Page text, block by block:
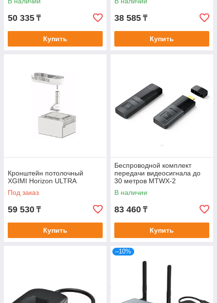
50 335 ₸
Купить
38 585 ₸
Купить
Кронштейн потолочный
XGIMI Horizon ULTRA
Под заказ
59 530 ₸
Купить
Беспроводной комплект
передачи видеосигнала до
30 метров МТWX-2
В наличии
83 460 ₸
Купить
–10%